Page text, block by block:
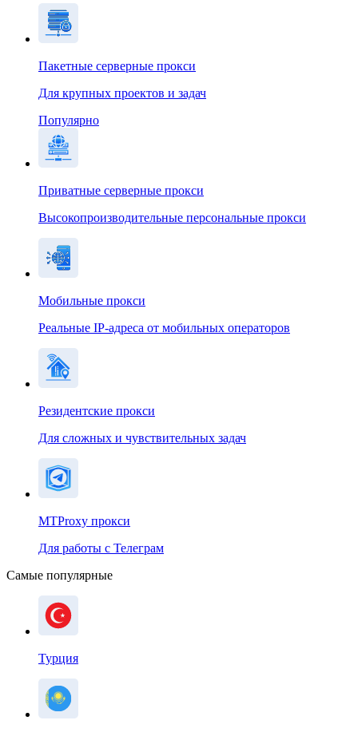
Пакетные серверные прокси
Для крупных проектов и задач
Популярно
Приватные серверные прокси
Высокопроизводительные персональные прокси
Мобильные прокси
Реальные IP-адреса от мобильных операторов
Резидентские прокси
Для сложных и чувствительных задач
MTProxy прокси
Для работы с Телеграм
Самые популярные
Турция